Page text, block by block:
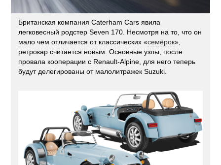
Британская компания Caterham Cars явила
легковесный родстер Seven 170. Несмотря на то, что он
мало чем отличается от классических «семёрок»,
ретрокар считается новым. Основные узлы, после
провала кооперации с Renault-Alpine, для него теперь
будут делегированы от малолитражек Suzuki.